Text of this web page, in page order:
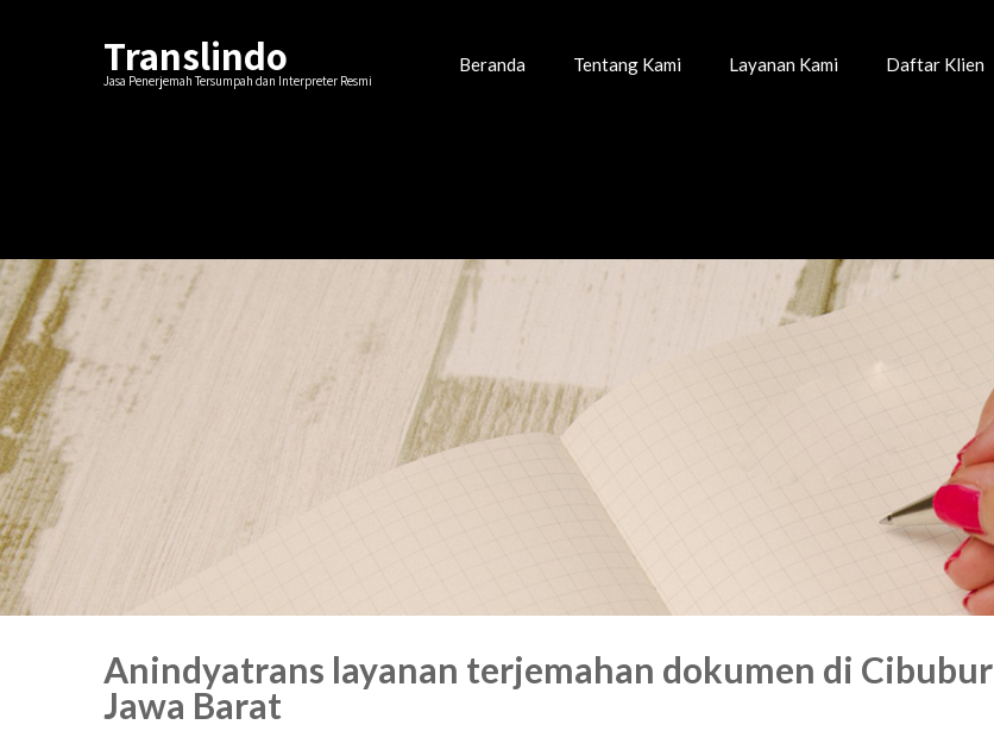
Translindo
Jasa Penerjemah Tersumpah dan Interpreter Resmi
Beranda Tentang Kami Layanan Kami Daftar Klien
Anindyatrans layanan terjemahan dokumen di Cibubur
Jawa Barat